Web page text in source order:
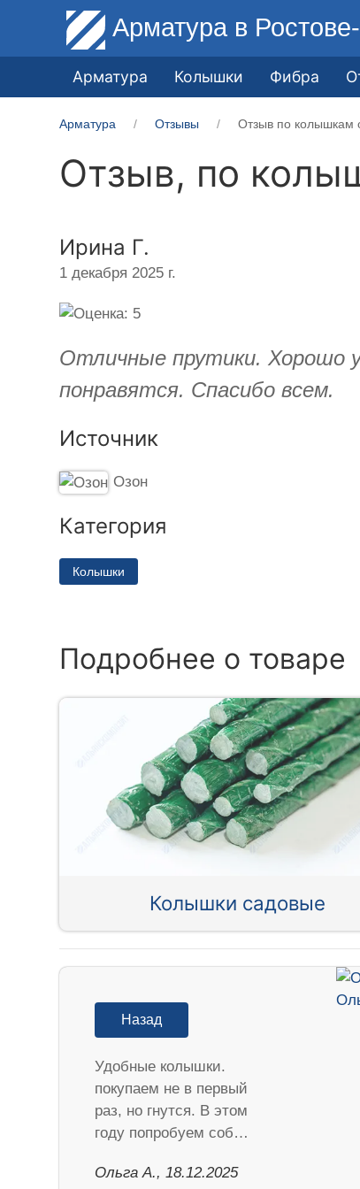
Арматура в
Арматура Колышки Фибра
Арматура Отзывы Отзыв по колышкам
Отзыв, по
Ирина Г.
1 декабря 2025 г.
Отличные прутики. Хорошо
понравятся. Спасибо всем.
Источник
Озон
Категория
Колышки
Подробнее о товаре
Колышки садовые
Назад
Удобные колышки.
покупаем не в первый
раз, но гнутся. В этом
году попробуем соб…
Ольга А., 18.12.2025